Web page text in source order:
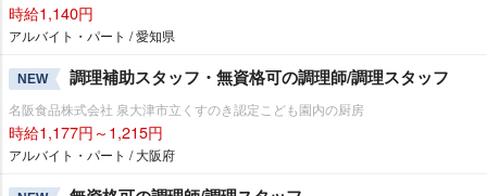
時給1,140円
アルバイト・パート / 愛知県
NEW 調理補助スタッフ・無資格可の調理師/調理スタッフ
名阪食品株式会社 泉大津市立くすのき認定こども園内の厨房
時給1,177円～1,215円
アルバイト・パート / 大阪府